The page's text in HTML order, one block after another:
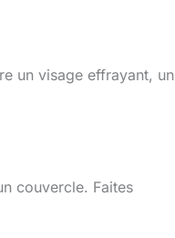
un visage effrayant, un
couvercle. Faites